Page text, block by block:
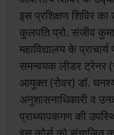
इस प्रशिक्षण शिविर
कुलपति प्रो. संजीव
महाविद्यालय के
समन्वयक लीडर ट्रेनर
आयुक्त (रोवर) डॉ.
अनुशासनाधिकारी व
प्राध्यापकगण की